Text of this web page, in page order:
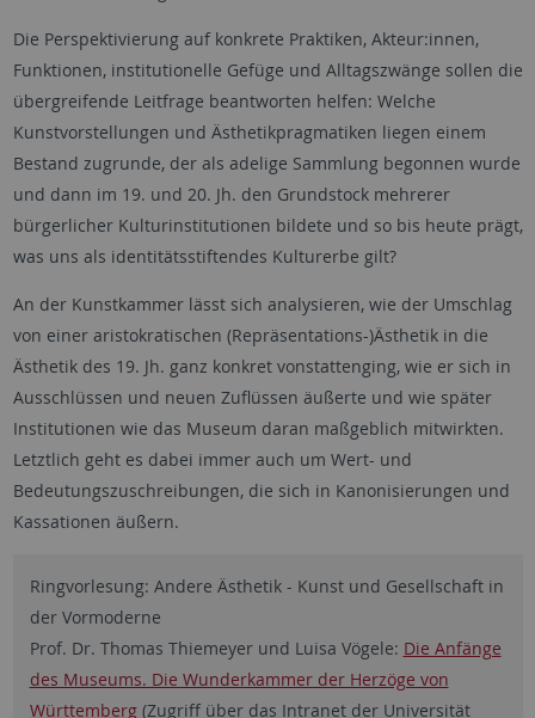
Die Perspektivierung auf konkrete Praktiken, Akteur:innen,
Funktionen, institutionelle Gefüge und Alltagszwänge sollen die
übergreifende Leitfrage beantworten helfen: Welche
Kunstvorstellungen und Ästhetikpragmatiken liegen einem
Bestand zugrunde, der als adelige Sammlung begonnen wurde
und dann im 19. und 20. Jh. den Grundstock mehrerer
bürgerlicher Kulturinstitutionen bildete und so bis heute prägt,
was uns als identitätsstiftendes Kulturerbe gilt?
An der Kunstkammer lässt sich analysieren, wie der Umschlag
von einer aristokratischen (Repräsentations-)Ästhetik in die
Ästhetik des 19. Jh. ganz konkret vonstattenging, wie er sich in
Ausschlüssen und neuen Zuflüssen äußerte und wie später
Institutionen wie das Museum daran maßgeblich mitwirkten.
Letztlich geht es dabei immer auch um Wert- und
Bedeutungszuschreibungen, die sich in Kanonisierungen und
Kassationen äußern.
Ringvorlesung: Andere Ästhetik - Kunst und Gesellschaft in
der Vormoderne
Prof. Dr. Thomas Thiemeyer und Luisa Vögele: Die Anfänge
des Museums. Die Wunderkammer der Herzöge von
Württemberg(Zugriff über das Intranet der Universität